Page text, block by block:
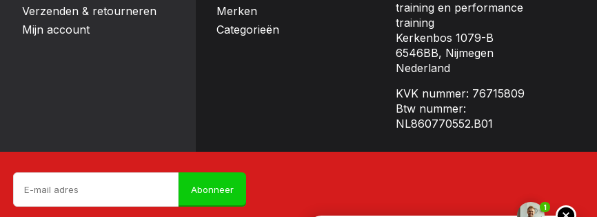
Verzenden & retourneren
Mijn account
Merken
Categorieën
training en performance
training
Kerkenbos 1079-B
6546BB, Nijmegen
Nederland
KVK nummer: 76715809
Btw nummer:
NL860770552.B01
Abonneer
1